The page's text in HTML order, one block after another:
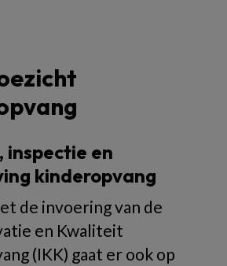
inspectie en
kinderopvang
de invoering van de
en Kwaliteit
(IKK) gaat er ook op